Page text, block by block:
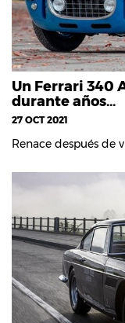
Un Ferrari 340
durante años...
27 OCT 2021
Renace después de